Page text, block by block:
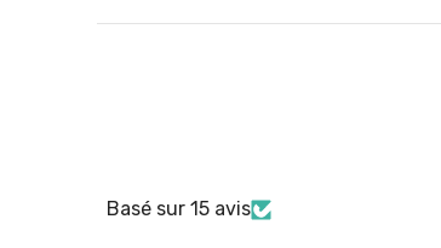
Basé sur 15 avis